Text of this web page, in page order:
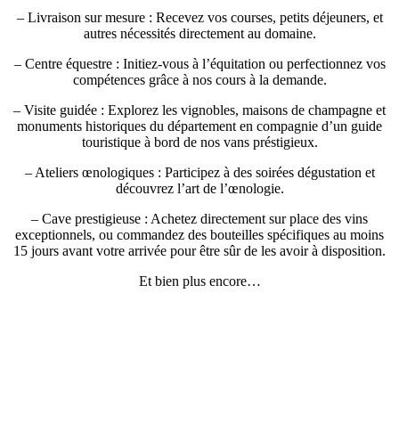
– Livraison sur mesure : Recevez vos courses, petits déjeuners, et
autres nécessités directement au domaine.
– Centre équestre : Initiez-vous à l’équitation ou perfectionnez vos
compétences grâce à nos cours à la demande.
– Visite guidée : Explorez les vignobles, maisons de champagne et
monuments historiques du département en compagnie d’un guide
touristique à bord de nos vans préstigieux.
– Ateliers œnologiques : Participez à des soirées dégustation et
découvrez l’art de l’œnologie.
– Cave prestigieuse : Achetez directement sur place des vins
exceptionnels, ou commandez des bouteilles spécifiques au moins
15 jours avant votre arrivée pour être sûr de les avoir à disposition.
Et bien plus encore…